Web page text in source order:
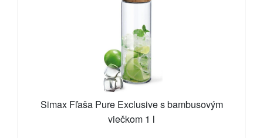
Simax Fľaša Pure Exclusive s bambusovým
viečkom 1 l